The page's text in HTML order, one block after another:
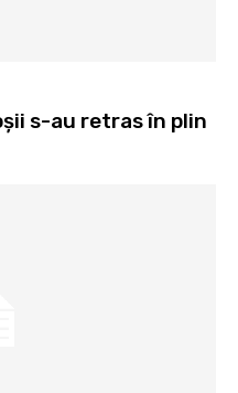
s-au retras în plin